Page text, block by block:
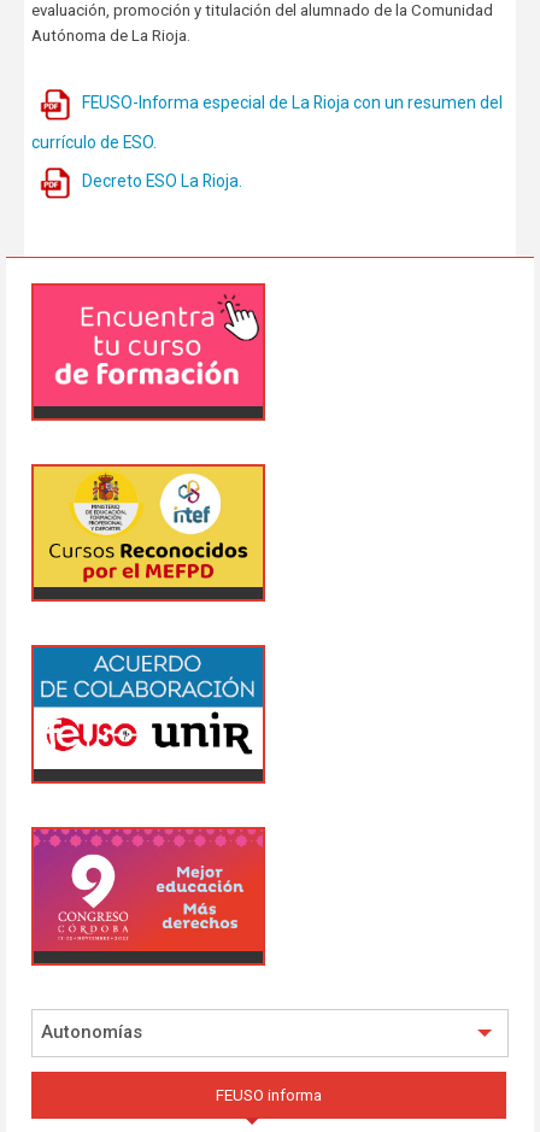
evaluación, promoción y titulación del alumnado de la Comunidad
Autónoma de La Rioja.
FEUSO-Informa especial de La Rioja con un resumen del
currículo de ESO.
Decreto ESO La Rioja.
Autonomías
FEUSO informa